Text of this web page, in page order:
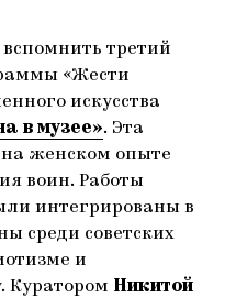
вспомнить третий
«Жести
искусства
в музее». Эта
женском опыте
воин. Работы
интегрированы в
среди советских
и
Куратором Никитой